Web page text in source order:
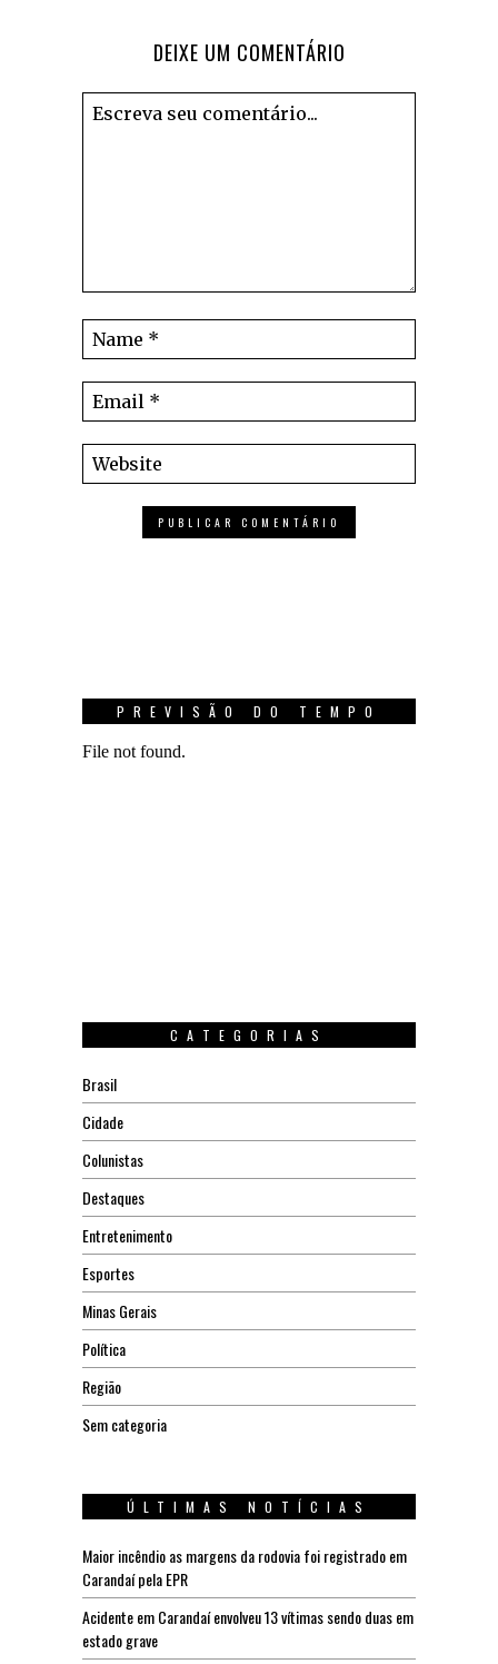
DEIXE UM COMENTÁRIO
PREVISÃO DO TEMPO
CATEGORIAS
Brasil
Cidade
Colunistas
Destaques
Entretenimento
Esportes
Minas Gerais
Política
Região
Sem categoria
ÚLTIMAS NOTÍCIAS
Maior incêndio as margens da rodovia foi registrado em
Carandaí pela EPR
Acidente em Carandaí envolveu 13 vítimas sendo duas em
estado grave